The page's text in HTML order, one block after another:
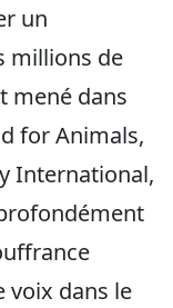
un
millions de
mené dans
for Animals,
International,
voix dans le